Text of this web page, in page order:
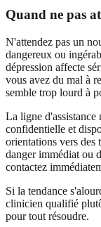
Quand ne pas
N'attendez pas un
dangereux ou
dépression affecte
vous avez du mal à
semble trop lourd à
La ligne
confidentielle et
orientations vers des
danger immédiat ou
contactez
Si la tendance
clinicien qualifié
pour tout résoudre.